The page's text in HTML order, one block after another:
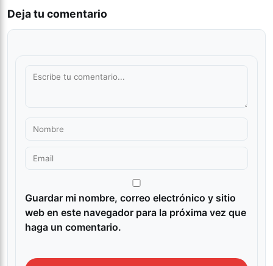
Deja tu comentario
Guardar mi nombre, correo electrónico y sitio
web en este navegador para la próxima vez que
haga un comentario.